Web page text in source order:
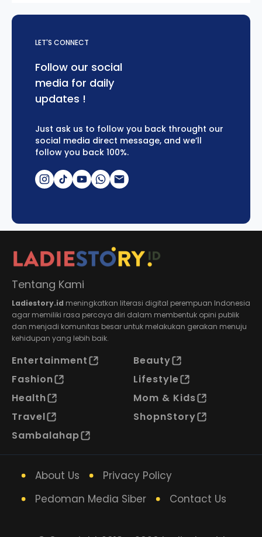
LET'S CONNECT
Follow our social
media for daily
updates !
Just ask us to follow you back throught our
social media direct message, and we’ll
follow you back 100%.
Tentang Kami
Ladiestory.id meningkatkan literasi digital perempuan Indonesia
agar memiliki rasa percaya diri dalam membentuk opini publik
dan menjadi komunitas besar untuk melakukan gerakan menuju
kehidupan yang lebih baik.
Entertainment
Beauty
Fashion
Lifestyle
Health
Mom & Kids
Travel
ShopnStory
Sambalahap
About Us
Privacy Policy
Pedoman Media Siber
Contact Us